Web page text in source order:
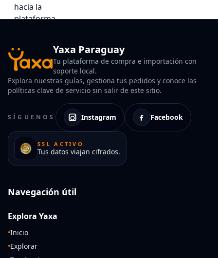
Yaxa Paraguay
Tu plataforma de compra e importación con
soporte local.
Explora nuestras guías, gestiona tus pedidos y conoce las
políticas clave de servicio sin salir de este sitio.
SÍGUENOS Instagram Facebook
SSL ACTIVO
Tus datos viajan cifrados.
Navegación útil
Explora Yaxa
•Inicio
•Explorar